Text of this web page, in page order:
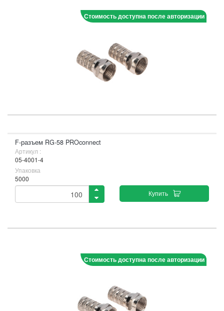
Стоимость доступна после авторизации
F-разъем RG-58 PROconnect
Артикул :
05-4001-4
Упаковка
5000
Купить
Стоимость доступна после авторизации